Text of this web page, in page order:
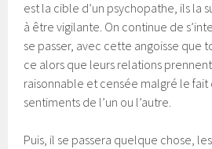
est la cible d’un psychopathe, ils la
à être vigilante. On continue de
se passer, avec cette angoisse que
ce alors que leurs relations
raisonnable et censée malgré le
sentiments de l’un ou l’autre.
Puis, il se passera quelque chose,